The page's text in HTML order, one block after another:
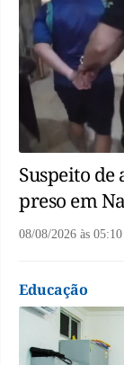
Suspeito
preso em
08/08/2026 às 05:10
Educação